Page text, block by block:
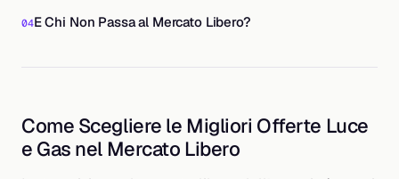
E Chi Non Passa al Mercato Libero?
Come Scegliere le Migliori Offerte Luce
e Gas nel Mercato Libero